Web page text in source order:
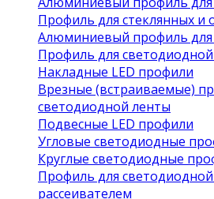
Профиль для стеклянных и
Алюминиевый профиль для
Профиль для
Накладные LED профили
Врезные (встраиваемые)
светодиодной ленты
Подвесные LED профили
Угловые светодиодные
Круглые светодиодные
Профиль для
рассеивателем